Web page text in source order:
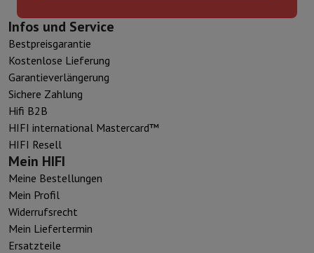
Infos und Service
Bestpreisgarantie
Kostenlose Lieferung
Garantieverlängerung
Sichere Zahlung
Hifi B2B
HIFI international Mastercard™
HIFI Resell
Mein HIFI
Meine Bestellungen
Mein Profil
Widerrufsrecht
Mein Liefertermin
Ersatzteile